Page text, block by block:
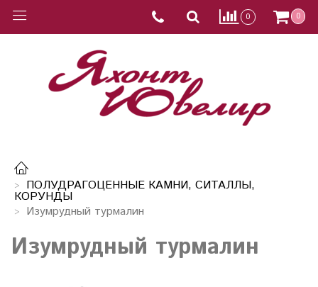
0 0
ПОЛУДРАГОЦЕННЫЕ КАМНИ, СИТАЛЛЫ,
КОРУНДЫ
Изумрудный турмалин
Изумрудный турмалин